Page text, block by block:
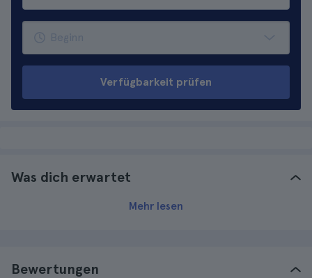
Verfügbarkeit prüfen
Was dich erwartet
Mehr lesen
Bewertungen